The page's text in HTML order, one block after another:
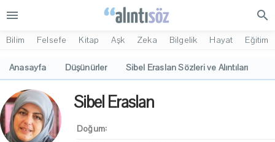
menu search
Bilim Felsefe Kitap Aşk Zeka Bilgelik Hayat Eğitim
Anasayfa Düşünürler Sibel Eraslan Sözleri ve Alıntıları
Sibel Eraslan
Doğum: